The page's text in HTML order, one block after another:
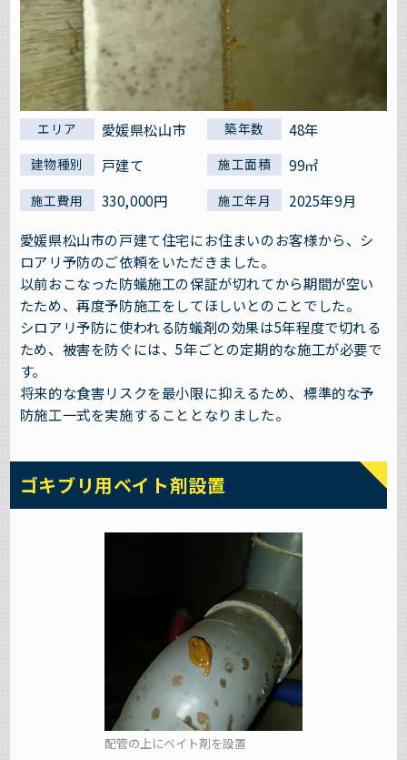
エリア 愛媛県松山市 築年数 48年
建物種別 戸建て 施工面積 99㎡
施工費用 330,000円 施工年月
2025年9月
愛媛県松山市の戸建て住宅にお住まいのお客様から、シ
ロアリ予防のご依頼をいただきました。
以前おこなった防蟻施工の保証が切れてから期間が空い
たため、再度予防施工をしてほしいとのことでした。
シロアリ予防に使われる防蟻剤の効果は5年程度で切れる
ため、被害を防ぐには、5年ごとの定期的な施工が必要で
す。
将来的な食害リスクを最小限に抑えるため、標準的な予
防施工一式を実施することとなりました。
ゴキブリ用ベイト剤設置
配管の上にベイト剤を設置